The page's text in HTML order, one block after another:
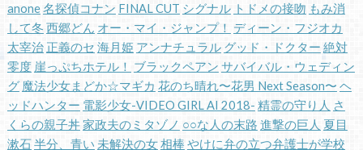
anone名探偵コナン FINAL CUT シグナル トドメの接吻 もみ消
して冬 西郷どん オー・マイ・ジャンプ！ ディーン・フジオカ
太宰治 正義のセ 海月姫 アンナチュラル グッド・ドクター 絶対
零度 崖っぷちホテル！ ブラックペアン サバイバル・ウェディン
グ 魔法少女まどか☆マギカ 花のち晴れ〜花男 Next Season〜 ヘ
ッドハンター 電影少女-VIDEO GIRL AI 2018- 精霊の守り人 さ
くらの親子丼家政夫のミタゾノ ○○な人の末路 進撃の巨人 夏目
漱石半分、青い 未解決の女相棒 やけに弁の立つ弁護士が学校